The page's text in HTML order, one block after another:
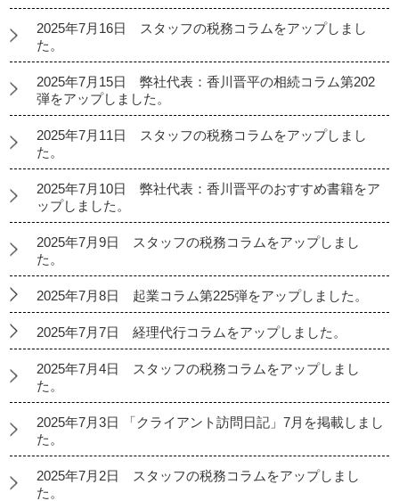
2025年7月16日 スタッフの税務コラムをアップしまし
た。
2025年7月15日 弊社代表：香川晋平の相続コラム第202
弾をアップしました。
2025年7月11日 スタッフの税務コラムをアップしまし
た。
2025年7月10日 弊社代表：香川晋平のおすすめ書籍をア
ップしました。
2025年7月9日 スタッフの税務コラムをアップしまし
た。
2025年7月8日 起業コラム第225弾をアップしました。
2025年7月7日 経理代行コラムをアップしました。
2025年7月4日 スタッフの税務コラムをアップしまし
た。
2025年7月3日 「クライアント訪問日記」7月を掲載しまし
た。
2025年7月2日 スタッフの税務コラムをアップしまし
た。